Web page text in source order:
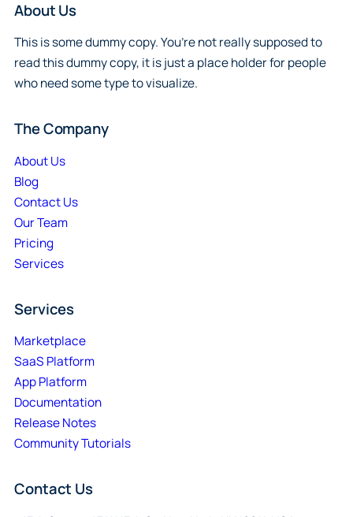
About Us
This is some dummy copy. You’re not really supposed to
read this dummy copy, it is just a place holder for people
who need some type to visualize.
The Company
About Us
Blog
Contact Us
Our Team
Pricing
Services
Services
Marketplace
SaaS Platform
App Platform
Documentation
Release Notes
Community Tutorials
Contact Us